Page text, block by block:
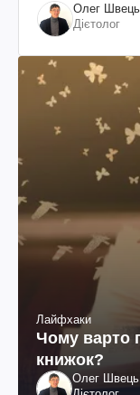
Олег Швець
Дієтолог
Лайфхаки
Чому варто
книжок?
Олег Швець